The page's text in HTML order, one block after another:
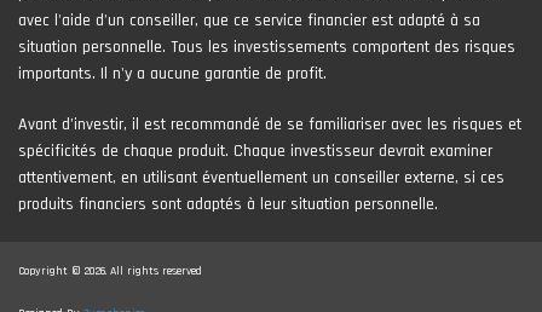
avec l'aide d'un conseiller, que ce service financier est adapté à sa
situation personnelle. Tous les investissements comportent des risques
importants. Il n'y a aucune garantie de profit.
Avant d’investir, il est recommandé de se familiariser avec les risques et
spécificités de chaque produit. Chaque investisseur devrait examiner
attentivement, en utilisant éventuellement un conseiller externe, si ces
produits financiers sont adaptés à leur situation personnelle.
Copyright © 2026. All rights reserved